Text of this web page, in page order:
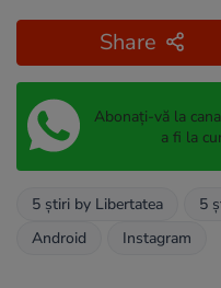
Share
Abonați-vă la
a fi la
5 știri by Libertatea
5
Android
Instagram